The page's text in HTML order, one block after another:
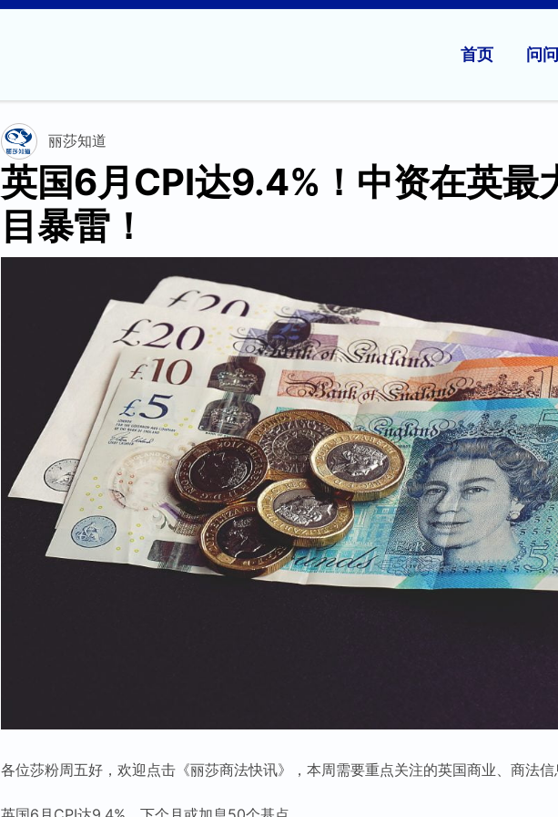
首页 问
丽莎知道
英国6月CPI达9.4%！中资在英最
目暴雷！
各位莎粉周五好，欢迎点击《丽莎商法快讯》，本周需要重点关注的英国商业、商法